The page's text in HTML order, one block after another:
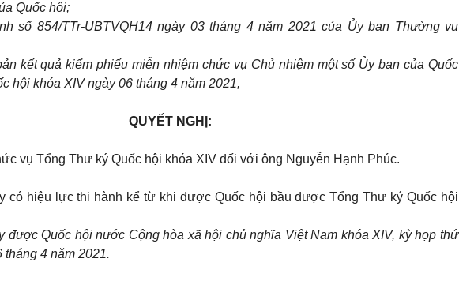
Quốc hội;
số 854/TTr-UBTVQH14 ngày 03 tháng 4 năm 2021 của Ủy ban Thường vụ
kết quả kiểm phiếu miễn nhiệm chức vụ Chủ nhiệm một số Ủy ban của Quốc
hội khóa XIV ngày 06 tháng 4 năm 2021,
QUYẾT NGHỊ:
vụ Tổng Thư ký Quốc hội khóa XIV đối với ông Nguyễn Hạnh Phúc.
có hiệu lực thi hành kể từ khi được Quốc hội bầu được Tổng Thư ký Quốc hội
được Quốc hội nước Cộng hòa xã hội chủ nghĩa Việt Nam khóa XIV, kỳ họp thứ
tháng 4 năm 2021.